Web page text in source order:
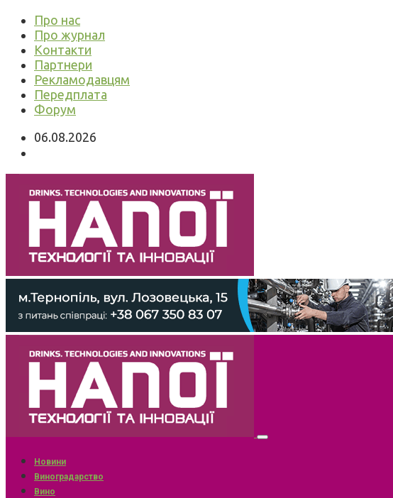
Про нас
Про журнал
Контакти
Партнери
Рекламодавцям
Передплата
Форум
06.08.2026
Новини
Виноградарство
Вино